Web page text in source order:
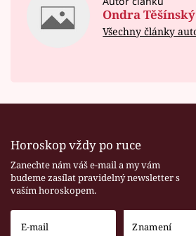
Ondra Těšínský
Všechny články
Horoskop vždy po ruce
Zanechte nám váš e-mail a my vám
budeme zasílat pravidelný newsletter s
vaším horoskopem.